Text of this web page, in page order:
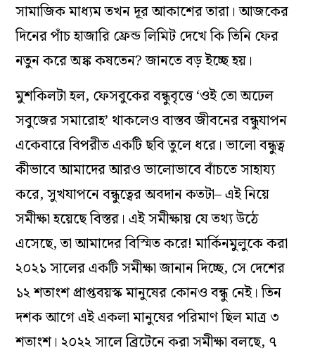
সামাজিক মাধ্যম তখন দূর আকাশের তারা। আজকের
দিনের পাঁচ হাজারি ফ্রেন্ড লিমিট দেখে কি তিনি ফের
নতুন করে অঙ্ক কষতেন? জানতে বড় ইচ্ছে হয়।
মুশকিলটা হল, ফেসবুকের বন্ধুবৃত্তে ‘ওই তো অঢেল
সবুজের সমারোহ’ থাকলেও বাস্তব জীবনের বন্ধুযাপন
একেবারে বিপরীত একটি ছবি তুলে ধরে। ভালো বন্ধুত্ব
কীভাবে আমাদের আরও ভালোভাবে বাঁচতে সাহায্য
করে, সুখযাপনে বন্ধুত্বের অবদান কতটা– এই নিয়ে
সমীক্ষা হয়েছে বিস্তর। এই সমীক্ষায় যে তথ্য উঠে
এসেছে, তা আমাদের বিস্মিত করে! মার্কিনমুলুকে করা
২০২১ সালের একটি সমীক্ষা জানান দিচ্ছে, সে দেশের
১২ শতাংশ প্রাপ্তবয়স্ক মানুষের কোনও বন্ধু নেই। তিন
দশক আগে এই একলা মানুষের পরিমাণ ছিল মাত্র ৩
শতাংশ। ২০২২ সালে ব্রিটেনে করা সমীক্ষা বলছে, ৭